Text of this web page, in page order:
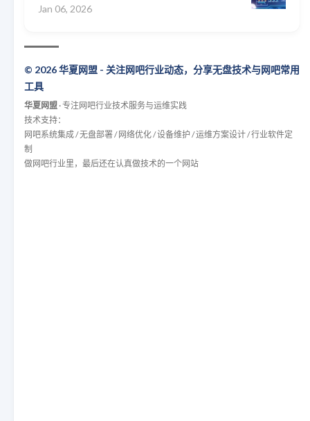
Jan 06, 2026
© 2026 华夏网盟 - 关注网吧行业动态，分享无盘技术与网吧常用
工具
华夏网盟 · 专注网吧行业技术服务与运维实践
技术支持：
网吧系统集成 / 无盘部署 / 网络优化 / 设备维护 / 运维方案设计 / 行业软件定
制
做网吧行业里，最后还在认真做技术的一个网站